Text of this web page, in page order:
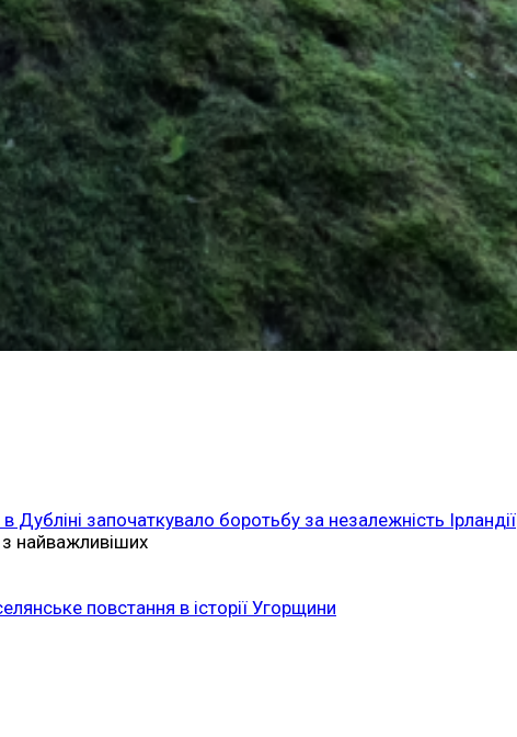
започаткувало боротьбу за незалежність Ірландії
найважливіших
повстання в історії Угорщини